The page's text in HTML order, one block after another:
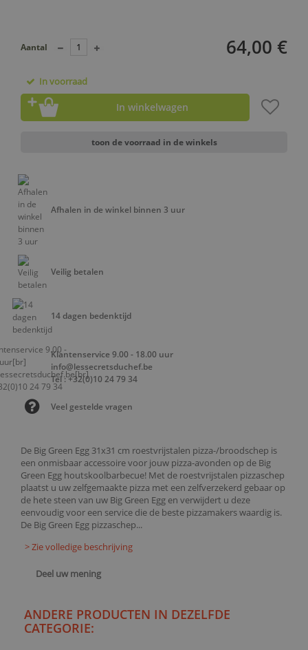
De Big Green Egg 31x31 cm roestvrijstalen pizza-/broodschep is
een onmisbaar accessoire voor jouw pizza-avonden op de Big
Green Egg houtskoolbarbecue! Met de roestvrijstalen pizzaschep
plaatst u uw zelfgemaakte pizza met een zelfverzekerd gebaar op
de hete steen van uw Big Green Egg en verwijdert u deze
eenvoudig voor een service die de beste pizzamakers waardig is.
De Big Green Egg pizzaschep...
> Zie volledige beschrijving
Deel uw mening
64,00 €
Aantal
In voorraad
In winkelwagen
toon de voorraad in de winkels
Afhalen in de winkel binnen 3 uur
Veilig betalen
14 dagen bedenktijd
Klantenservice 9.00 - 18.00 uur
info@lessecretsduchef.be
Tel : +32(0)10 24 79 34
Veel gestelde vragen
ANDERE PRODUCTEN IN DEZELFDE
CATEGORIE: